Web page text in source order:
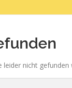
leider nicht